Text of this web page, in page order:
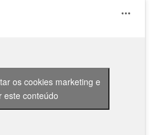
os cookies marketing e
este conteúdo